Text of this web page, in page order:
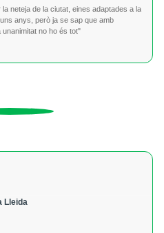
neteja de la ciutat, eines adaptades a la
anys, però ja se sap que amb
no ho és tot"
Lleida